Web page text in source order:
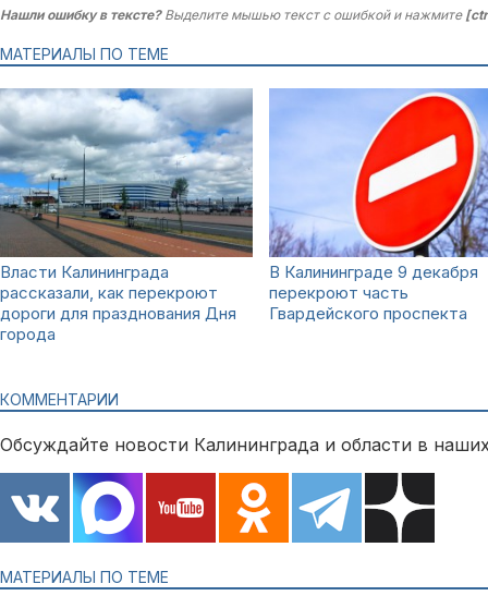
Нашли ошибку в тексте?Выделите мышью текст с ошибкой и нажмите
МАТЕРИАЛЫ ПО ТЕМЕ
Власти Калининграда
рассказали, как перекроют
дороги для празднования Дня
города
В Калининграде 9 декабря
перекроют часть
Гвардейского проспекта
КОММЕНТАРИИ
Обсуждайте новости Калининграда и области в
МАТЕРИАЛЫ ПО ТЕМЕ